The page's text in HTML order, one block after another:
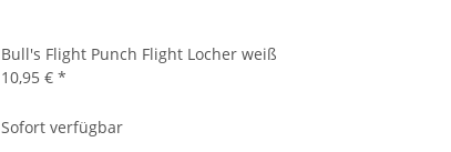
Bull's Flight Punch Flight Locher weiß
10,95 € *
Sofort verfügbar